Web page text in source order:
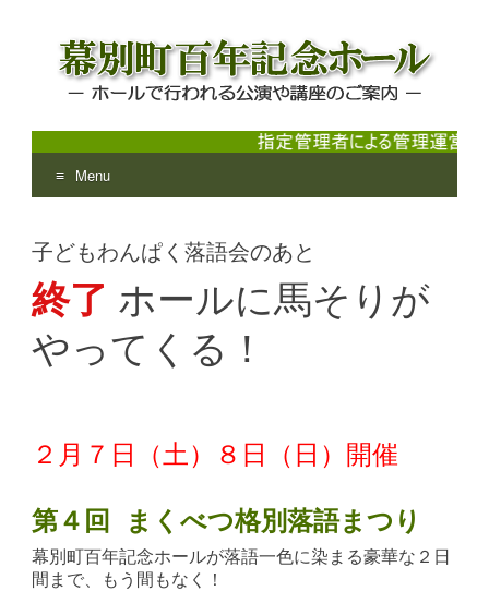
幕別町百年記念ホール
ホールで行われる公演や講座のご案内
Menu
to
content
子どもわんぱく落語会のあと
終了 ホールに馬そりが
やってくる！
２月７日（土）８日（日）開催
第４回 まくべつ格別落語まつり
幕別町百年記念ホールが落語一色に染まる豪華な２日
間まで、もう間もなく！